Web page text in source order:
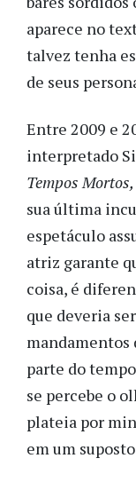
aparece no
talvez tenha
de seus
Entre 2009 e
interpretado
Tempos Mortos,
sua última
espetáculo
atriz garante
coisa, é
que deveria
mandamentos
parte do
se percebe o
plateia por
em um